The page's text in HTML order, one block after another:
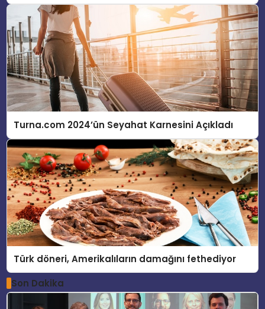
Turna.com 2024’ün Seyahat Karnesini Açıkladı
Türk döneri, Amerikalıların damağını fethediyor
Son Dakika